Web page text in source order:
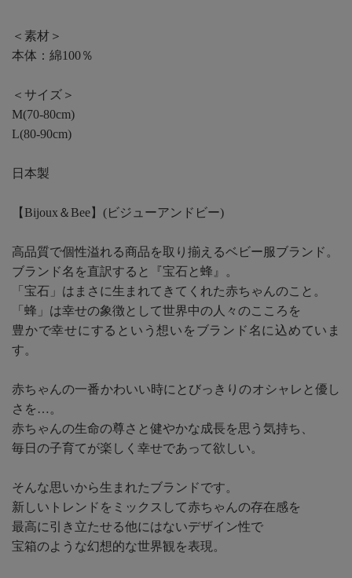
＜素材＞
本体：綿100％
＜サイズ＞
M(70-80cm)
L(80-90cm)
日本製
【Bijoux＆Bee】(ビジューアンドビー)
高品質で個性溢れる商品を取り揃えるベビー服ブランド。
ブランド名を直訳すると『宝石と蜂』。
「宝石」はまさに生まれてきてくれた赤ちゃんのこと。
「蜂」は幸せの象徴として世界中の人々のこころを
豊かで幸せにするという想いをブランド名に込めていま
す。
赤ちゃんの一番かわいい時にとびっきりのオシャレと優し
さを…。
赤ちゃんの生命の尊さと健やかな成長を思う気持ち、
毎日の子育てが楽しく幸せであって欲しい。
そんな思いから生まれたブランドです。
新しいトレンドをミックスして赤ちゃんの存在感を
最高に引き立たせる他にはないデザイン性で
宝箱のような幻想的な世界観を表現。